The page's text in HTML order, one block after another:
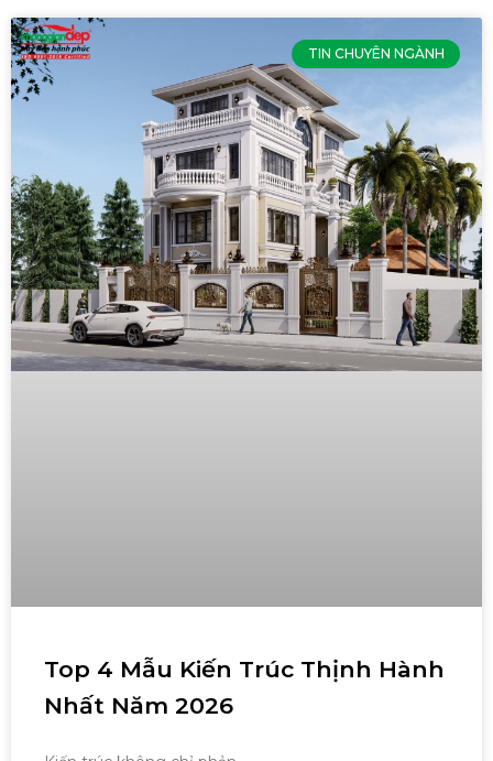
TIN CHUYÊN NGÀNH
Top 4 Mẫu Kiến Trúc Thịnh Hành
Nhất Năm 2026